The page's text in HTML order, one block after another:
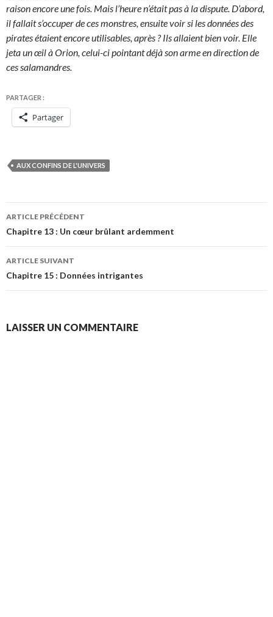
raison encore une fois. Mais l’heure n’était pas à la dispute. D’abord,
il fallait s’occuper de ces monstres, ensuite voir si les données des
pirates étaient encore utilisables, après ? Ils allaient bien voir. Elle
jeta un œil à Orion, celui-ci pointant déjà son arme en direction de
ces salamandres.
PARTAGER :
Partager
AUX CONFINS DE L'UNIVERS
Navigation
des
articles
ARTICLE PRÉCÉDENT
Chapitre 13 : Un cœur brûlant ardemment
ARTICLE SUIVANT
Chapitre 15 : Données intrigantes
LAISSER UN COMMENTAIRE